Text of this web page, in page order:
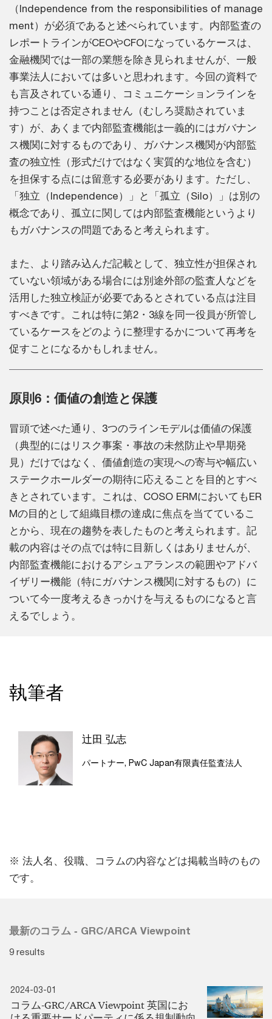
（Independence from the responsibilities of manage
ment）が必須であると述べられています。内部監査の
レポートラインがCEOやCFOになっているケースは、
金融機関では一部の業態を除き見られませんが、一般
事業法人においては多いと思われます。今回の資料で
も言及されている通り、コミュニケーションラインを
持つことは否定されません（むしろ奨励されていま
す）が、あくまで内部監査機能は一義的にはガバナン
ス機関に対するものであり、ガバナンス機関が内部監
査の独立性（形式だけではなく実質的な地位を含む）
を担保する点には留意する必要があります。ただし、
「独立（Independence）」と「孤立（Silo）」は別の
概念であり、孤立に関しては内部監査機能というより
もガバナンスの問題であると考えられます。
また、より踏み込んだ記載として、独立性が担保され
ていない領域がある場合には別途外部の監査人などを
活用した独立検証が必要であるとされている点は注目
すべきです。これは特に第2・3線を同一役員が所管し
ているケースをどのように整理するかについて再考を
促すことになるかもしれません。
原則6：価値の創造と保護
冒頭で述べた通り、3つのラインモデルは価値の保護
（典型的にはリスク事案・事故の未然防止や早期発
見）だけではなく、価値創造の実現への寄与や幅広い
ステークホールダーの期待に応えることを目的とすべ
きとされています。これは、COSO ERMにおいてもER
Mの目的として組織目標の達成に焦点を当てているこ
とから、現在の趨勢を表したものと考えられます。記
載の内容はその点では特に目新しくはありませんが、
内部監査機能におけるアシュアランスの範囲やアドバ
イザリー機能（特にガバナンス機関に対するもの）に
ついて今一度考えるきっかけを与えるものになると言
えるでしょう。
執筆者
辻田 弘志
パートナー, PwC Japan有限責任監査法人
※ 法人名、役職、コラムの内容などは掲載当時のもの
です。
最新のコラム ‐ GRC/ARCA Viewpoint
9 results
2024-03-01
コラム‐GRC/ARCA Viewpoint 英国にお